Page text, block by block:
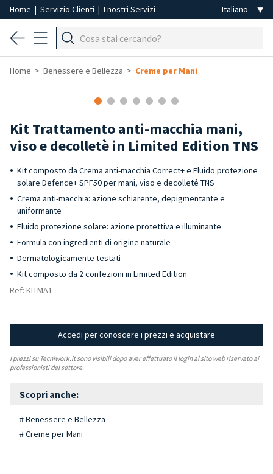
Home | Servizio Clienti | I nostri Servizi
Home Benessere e Bellezza Creme per Mani
Kit Trattamento anti-macchia mani,
viso e decolletè in Limited Edition TNS
Kit composto da Crema anti-macchia Correct+ e Fluido protezione
solare Defence+ SPF50 per mani, viso e decolleté TNS
Crema anti-macchia: azione schiarente, depigmentante e
uniformante
Fluido protezione solare: azione protettiva e illuminante
Formula con ingredienti di origine naturale
Dermatologicamente testati
Kit composto da 2 confezioni in Limited Edition
Ref: KITMA1
Accedi per conoscere i prezzi e acquistare
I prezzi su Tecniwork.it sono visibili dopo aver effettuato il login al sito web riservato ai
professionisti del settore.
Scopri anche:
# Benessere e Bellezza
# Creme per Mani